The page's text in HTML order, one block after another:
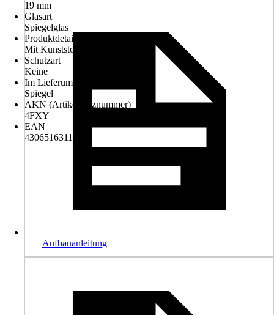
19 mm
Glasart
Spiegelglas
Produktdetails
Mit Kunststoffrahmen
Schutzart
Keine
Im Lieferumfang enthalten
Spiegel
AKN (Artikelkurznummer)
4FXY
EAN
4306516311071
Aufbauanleitung